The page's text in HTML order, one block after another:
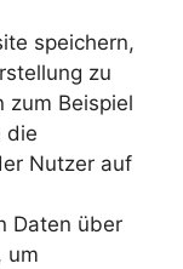
speichern,
zu
zum Beispiel
die
Nutzer auf
Daten über
um